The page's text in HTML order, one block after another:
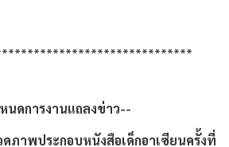
นดการงานแถลงข่าว--
ภาพประกอบหนังสือเด็กอาเซียนครั้งที่